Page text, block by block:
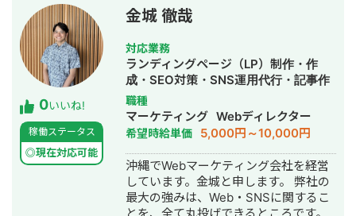
見据えたファーストビュー設計 ・実装
後の運用・改善を想定したUI設計 実際
に ・LP改善により194%のCVR改善 ・
広告バナー改善により CTR改善・CPA
削減 といった成果を複数案件で実現し
てきました。 ■こんな方におすすめ ・
LPやWebサイトを作ったが、成果が伸
び悩んでいる方 ・広告運用をしてお
り、CVR改善・LPOまで任せたい方 ・
デザインだけでなく、構成・導線から
提案してほしい方 ・代理店・制作会社
で、スピード感のある外部パートナー
を探している方 ・作って終わりではな
0いいね!
稼働ステータス
◎現在対応可能
金城 徹哉
対応業務
ランディングページ（LP）制作・作
成・SEO対策・SNS運用代行・記事作
成代行・ライティング・ホームページ
制作・作成・バナー制作・デザイン・
リスティング広告運用代行・オウンド
メディア制作・構築・運用代行
職種
マーケティング Webディレクター
希望時給単価 5,000円～10,000円
沖縄でWebマーケティング会社を経営
しています。金城と申します。 弊社の
最大の強みは、Web・SNSに関するこ